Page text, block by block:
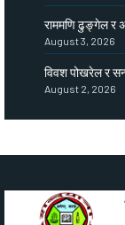
राममणि ढुङ्गेल र
August 3, 2026
विवश पोखरेल र
August 2, 2026